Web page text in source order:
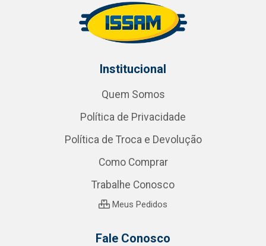
Institucional
Quem Somos
Política de Privacidade
Política de Troca e Devolução
Como Comprar
Trabalhe Conosco
Meus Pedidos
Fale Conosco